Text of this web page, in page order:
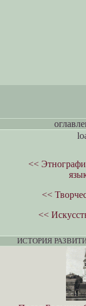
<<
<<
<<
ИСТОРИЯ